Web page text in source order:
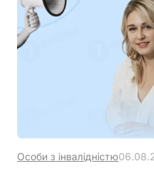
Особи з інвалідністю